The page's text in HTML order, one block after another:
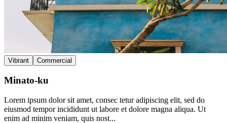
Vibrant Commercial
Minato-ku
Lorem ipsum dolor sit amet, consec tetur adipiscing elit, sed do
eiusmod tempor incididunt ut labore et dolore magna aliqua. Ut
enim ad minim veniam, quis nost...